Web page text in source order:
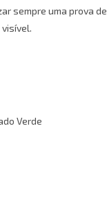
sempre uma prova de
Verde